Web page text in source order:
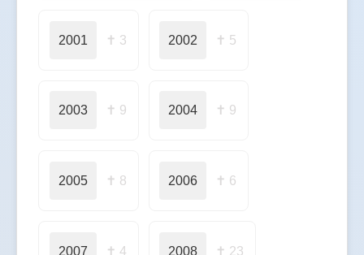
2001 ✝ 3 2002 ✝ 5
2003 ✝ 9 2004 ✝ 9
2005 ✝ 8 2006 ✝ 6
2007 ✝ 4 2008 ✝ 23